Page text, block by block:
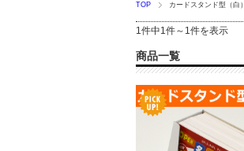
TOP カードスタンド型（白）
1件中1件～1件を表示
商品一覧